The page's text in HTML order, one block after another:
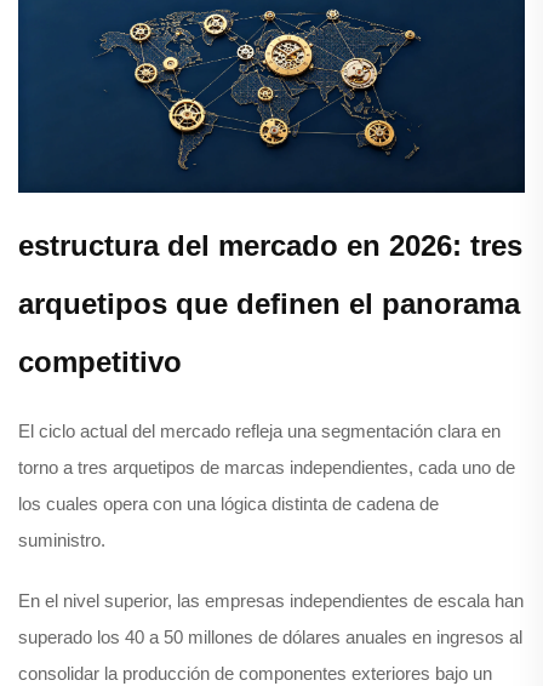
estructura del mercado en 2026: tres
arquetipos que definen el panorama
competitivo
El ciclo actual del mercado refleja una segmentación clara en
torno a tres arquetipos de marcas independientes, cada uno de
los cuales opera con una lógica distinta de cadena de
suministro.
En el nivel superior, las empresas independientes de escala han
superado los 40 a 50 millones de dólares anuales en ingresos al
consolidar la producción de componentes exteriores bajo un